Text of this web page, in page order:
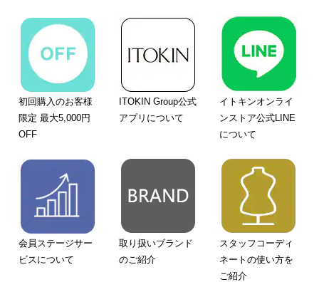
初回購入のお客様
限定 最大5,000円
OFF
ITOKIN Group公式
アプリについて
イトキンオンライ
ンストア公式LINE
について
会員ステージサー
ビスについて
取り扱いブランド
のご紹介
スタッフコーディ
ネートの使い方を
ご紹介